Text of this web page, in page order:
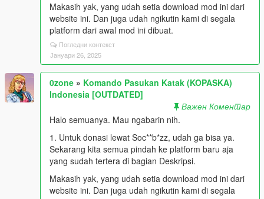
Makasih yak, yang udah setia download mod ini dari
website ini. Dan juga udah ngikutin kami di segala
platform dari awal mod ini dibuat.
Погледни контекст
Јануари 26, 2025
0zone » Komando Pasukan Katak (KOPASKA)
Indonesia [OUTDATED]
Важен Коментар
Halo semuanya. Mau ngabarin nih.
1. Untuk donasi lewat Soc**b*zz, udah ga bisa ya.
Sekarang kita semua pindah ke platform baru aja
yang sudah tertera di bagian Deskripsi.
Makasih yak, yang udah setia download mod ini dari
website ini. Dan juga udah ngikutin kami di segala